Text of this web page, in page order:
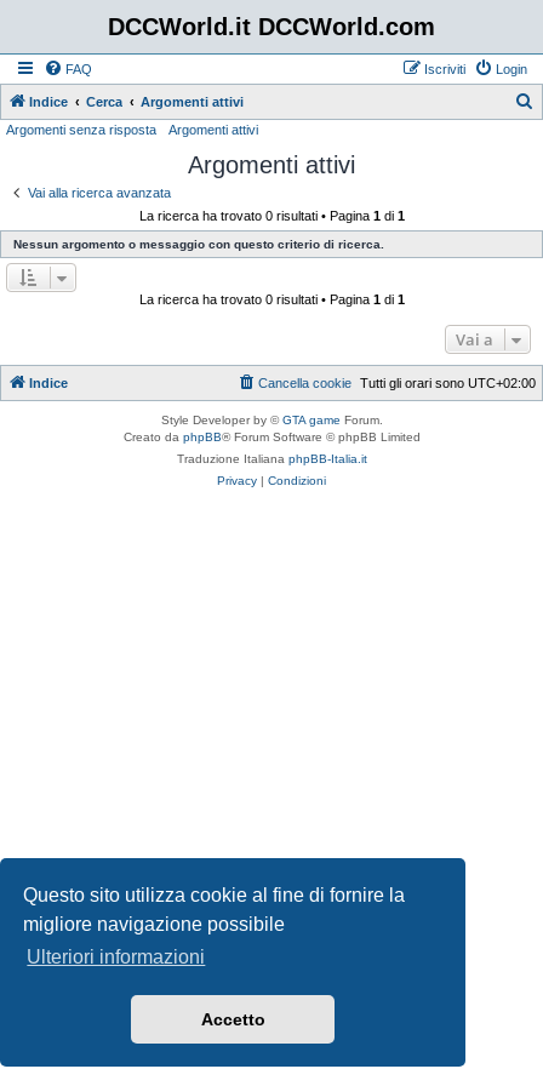
Questo sito utilizza cookie al fine di fornire la
migliore navigazione possibile
Ulteriori informazioni
Accetto
DCCWorld.it DCCWorld.com
FAQ Login
Iscriviti
Indice Cerca Argomenti attivi
Argomenti senza risposta Argomenti attivi
Argomenti attivi
Vai alla ricerca avanzata
La ricerca ha trovato 0 risultati • Pagina 1di 1
Nessun argomento o messaggio con questo criterio di ricerca.
La ricerca ha trovato 0 risultati • Pagina 1di 1
Vai a
Indice Tutti gli orari sono UTC+02:00
Cancella cookie
Style Developer by ©GTA game Forum.
Creato da phpBB® Forum Software © phpBB Limited
Traduzione Italiana phpBB-Italia.it
Privacy | Condizioni